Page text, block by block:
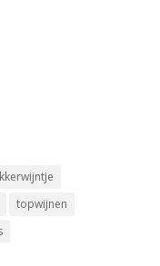
topwijnen